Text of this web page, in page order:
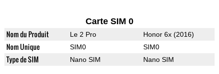
Carte SIM 0
Nom du Produit Le 2 Pro Honor 6x (2016)
Nom Unique SIM0 SIM0
Type de SIM Nano SIM Nano SIM